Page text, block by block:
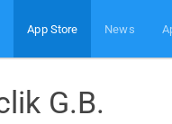
App Store News
G.B.